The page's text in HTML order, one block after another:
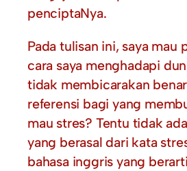
penciptaNya.
Pada tulisan ini, saya mau
cara saya menghadapi
tidak membicarakan
referensi bagi yang
mau stres? Tentu tidak
yang berasal dari kata
bahasa inggris yang